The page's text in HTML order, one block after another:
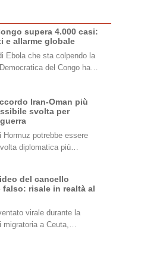
supera 4.000 casi:
e allarme globale
Ebola che sta colpendo la
del Congo ha…
Iran-Oman più
svolta per
Hormuz potrebbe essere
diplomatica più…
del cancello
falso: risale in realtà al
virale durante la
migratoria a Ceuta,…